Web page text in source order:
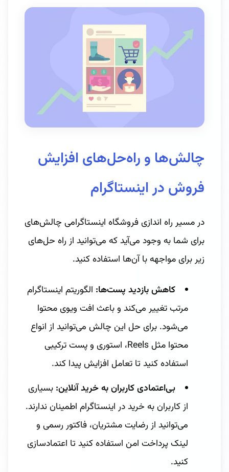
چالش‌ها و راه‌حل‌های افزایش
فروش در اینستاگرام
در مسیر راه اندازی فروشگاه اینستاگرامی چالش‌های
برای شما به وجود می‌آید که می‌توانید از راه‌ حل‌های
زیر برای مواجهه با آن‌ها استفاده کنید.
کاهش بازدید پست‌ها: الگوریتم اینستاگرام
مرتب تغییر می‌کند و باعث افت ویوی محتوا
می‌شود. برای حل این چالش می‌توانید از انواع
محتوا مثل Reels، استوری و پست ترکیبی
استفاده کنید تا تعامل افزایش پیدا کند.
بی‌اعتمادی کاربران به خرید آنلاین: بسیاری
از کاربران به خرید در اینستاگرام اطمینان ندارند.
می‌توانید از رضایت مشتریان، فاکتور رسمی و
لینک پرداخت امن استفاده کنید تا اعتمادسازی
کنید.